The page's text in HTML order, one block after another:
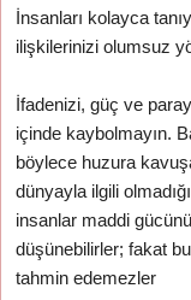
İnsanları kolayca
ilişkilerinizi olumsuz
İfadenizi, güç ve
içinde kaybolmayın.
böylece huzura
dünyayla ilgili
insanlar maddi
düşünebilirler; fakat
tahmin edemezler